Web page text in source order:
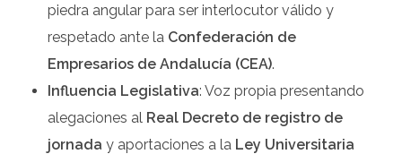
piedra angular para ser interlocutor válido y
respetado ante la Confederación de
Empresarios de Andalucía (CEA).
Influencia Legislativa: Voz propia presentando
alegaciones al Real Decreto de registro de
jornada y aportaciones a la Ley Universitaria